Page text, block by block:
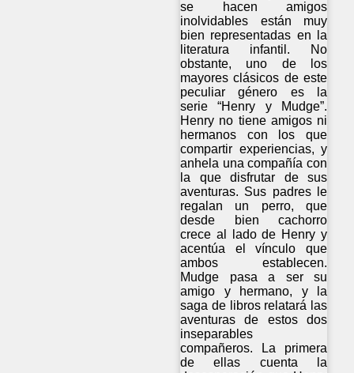
se hacen amigos
inolvidables están muy
bien representadas en la
literatura infantil. No
obstante, uno de los
mayores clásicos de este
peculiar género es la
serie “Henry y Mudge”.
Henry no tiene amigos ni
hermanos con los que
compartir experiencias, y
anhela una compañía con
la que disfrutar de sus
aventuras. Sus padres le
regalan un perro, que
desde bien cachorro
crece al lado de Henry y
acentúa el vínculo que
ambos establecen.
Mudge pasa a ser su
amigo y hermano, y la
saga de libros relatará las
aventuras de estos dos
inseparables
compañeros. La primera
de ellas cuenta la